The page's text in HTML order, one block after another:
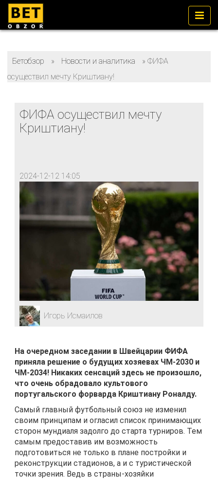
Бетобзор » Новости и аналитика » ФИФА
осуществил мечту Криштиану!
ФИФА осуществил мечту
Криштиану!
2024-12-12 14:05
Игорь Исмаилов
На очередном заседании в Швейцарии ФИФА
приняла решение о будущих хозяевах ЧМ-2030 и
ЧМ-2034! Никаких сенсаций здесь не произошло,
что очень обрадовало культового
португальского форварда Криштиану Роналду.
Самый главный футбольный союз не изменил
своим принципам и огласил список принимающих
сторон мундиаля задолго до старта турниров. Тем
самым предоставив им возможность
подготовиться не только в плане постройки и
реконструкции стадионов, а и с туристической
точки зрения. Ведь в страны-хозяйки